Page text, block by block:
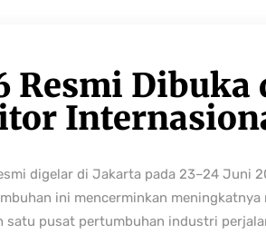
Resmi Dibuka
digelar di Jakarta pada 23–24 Juni
ini mencerminkan
satu pusat pertumbuhan industri